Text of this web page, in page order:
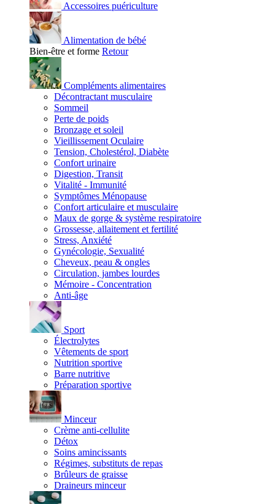
Accessoires puériculture
Alimentation de bébé
Bien-être et forme Retour
Compléments alimentaires
Décontractant musculaire
Sommeil
Perte de poids
Bronzage et soleil
Vieillissement Oculaire
Tension, Cholestérol, Diabète
Confort urinaire
Digestion, Transit
Vitalité - Immunité
Symptômes Ménopause
Confort articulaire et musculaire
Maux de gorge & système respiratoire
Grossesse, allaitement et fertilité
Stress, Anxiété
Gynécologie, Sexualité
Cheveux, peau & ongles
Circulation, jambes lourdes
Mémoire - Concentration
Anti-âge
Sport
Électrolytes
Vêtements de sport
Nutrition sportive
Barre nutritive
Préparation sportive
Minceur
Crème anti-cellulite
Détox
Soins amincissants
Régimes, substituts de repas
Brûleurs de graisse
Draineurs minceur